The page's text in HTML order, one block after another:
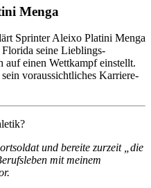
Menga
Sprinter Aleixo Platini Menga
seine Lieblings-
auf einen Wettkampf einstellt.
voraussichtliches Karriere-
und bereite zurzeit „die
mit meinem